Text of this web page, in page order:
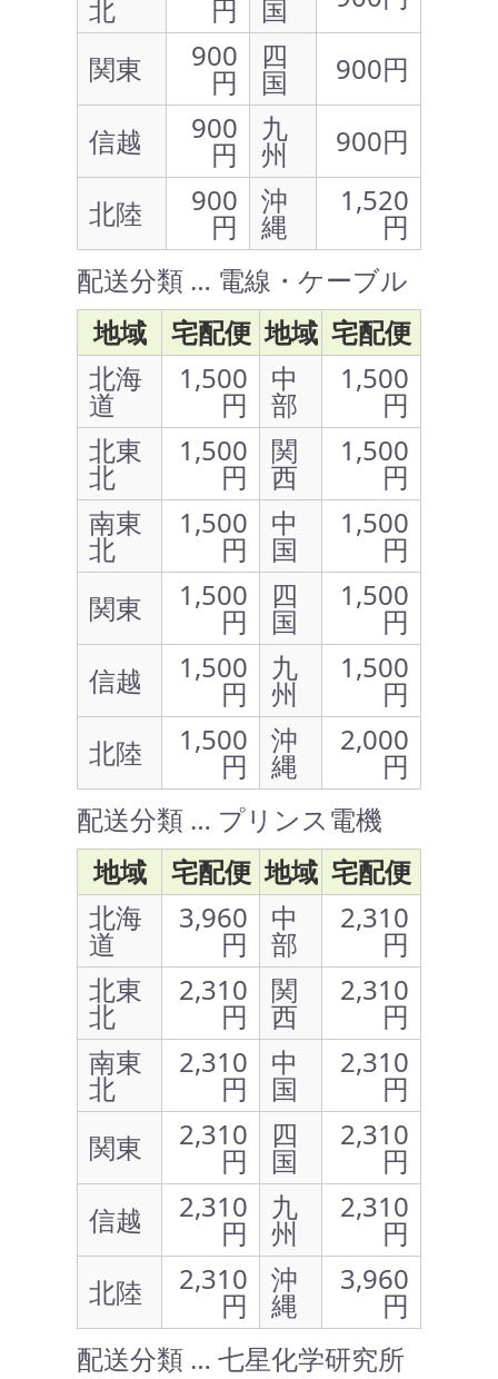
北 円 国
関東
900
円
四
国
900円
信越
900
円
九
州
900円
北陸
900
円
沖
縄
1,520
円
配送分類 … 電線・ケーブル
地域
宅配便 地域 宅配便
北海
道
1,500
円
中
部
1,500
円
北東
北
1,500
円
関
西
1,500
円
南東
北
1,500
円
中
国
1,500
円
関東
1,500
円
四
国
1,500
円
信越
1,500
円
九
州
1,500
円
北陸
1,500
円
沖
縄
2,000
円
配送分類 … プリンス電機
地域
宅配便 地域 宅配便
北海
道
3,960
円
中
部
2,310
円
北東
北
2,310
円
関
西
2,310
円
南東
北
2,310
円
中
国
2,310
円
関東
2,310
円
四
国
2,310
円
信越
2,310
円
九
州
2,310
円
北陸
2,310
円
沖
縄
3,960
円
配送分類 … 七星化学研究所